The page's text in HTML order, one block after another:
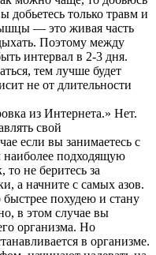
добьетесь только травм и
— это живая часть
Поэтому между
интервал в 2-3 дня.
тем лучше будет
не от длительности
из Интернета.» Нет.
свой
если вы занимаетесь с
наиболее подходящую
не беритесь за
а начните с самых азов.
похудею и стану
в этом случае вы
организма. Но
в организме.